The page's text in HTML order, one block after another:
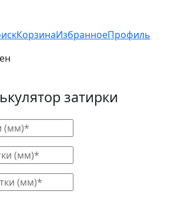
КорзинаИзбранноеПрофиль
затирки